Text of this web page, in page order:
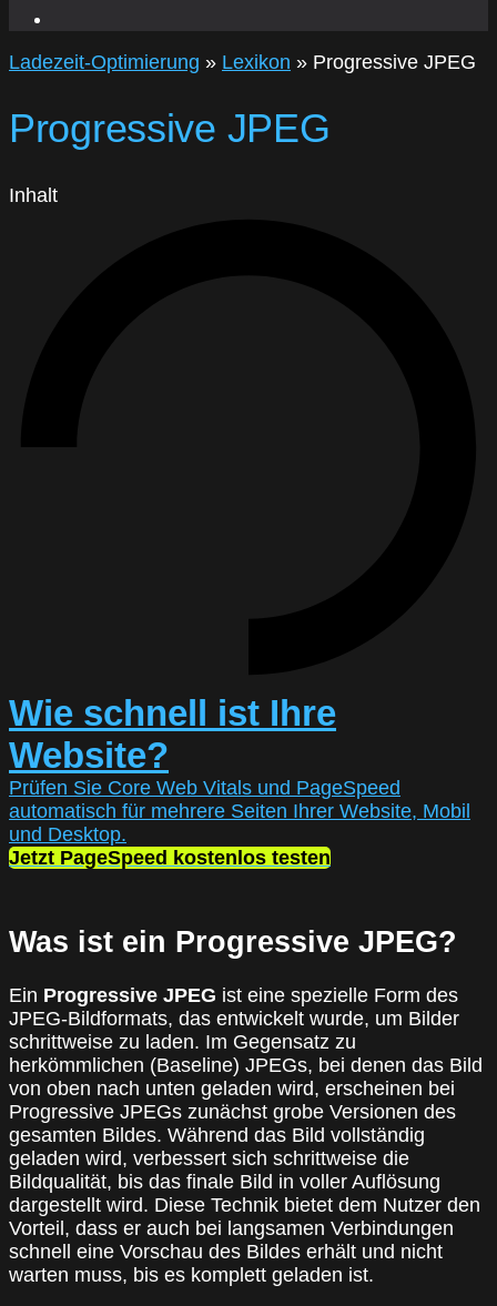
Ladezeit-Optimierung » Lexikon » Progressive JPEG
Progressive JPEG
Inhalt
Wie schnell ist Ihre
Website?
Prüfen Sie Core Web Vitals und PageSpeed
automatisch für mehrere Seiten Ihrer Website, Mobil
und Desktop.
Jetzt PageSpeed kostenlos testen
Was ist ein Progressive JPEG?
Ein Progressive JPEG ist eine spezielle Form des
JPEG-Bildformats, das entwickelt wurde, um Bilder
schrittweise zu laden. Im Gegensatz zu
herkömmlichen (Baseline) JPEGs, bei denen das Bild
von oben nach unten geladen wird, erscheinen bei
Progressive JPEGs zunächst grobe Versionen des
gesamten Bildes. Während das Bild vollständig
geladen wird, verbessert sich schrittweise die
Bildqualität, bis das finale Bild in voller Auflösung
dargestellt wird. Diese Technik bietet dem Nutzer den
Vorteil, dass er auch bei langsamen Verbindungen
schnell eine Vorschau des Bildes erhält und nicht
warten muss, bis es komplett geladen ist.